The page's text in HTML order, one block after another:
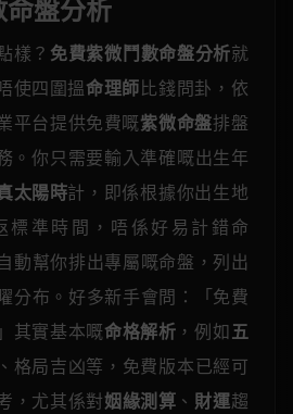
盤分析
樣？ 免費紫微鬥數命盤分析就
使四圍搵命理師比錢問卦，依
平台提供免費嘅紫微命盤排盤
。你只需要輸入準確嘅出生年
太陽時計，即係根據你出生地
標準時間，唔係好易計錯命
動幫你排出專屬嘅命盤，列出
分布。好多新手會問：「免費
其實基本嘅命格解析 ，例如五
格局吉凶等，免費版本已經可
，尤其係對姻緣測算 、 財運趨